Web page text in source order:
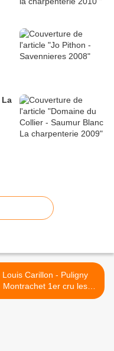
La
Louis Carillon - Puligny
Montrachet 1er cru les
combettes 2005 >